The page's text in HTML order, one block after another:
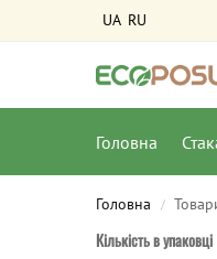
UA RU
Головна
Головна /
Кількість в